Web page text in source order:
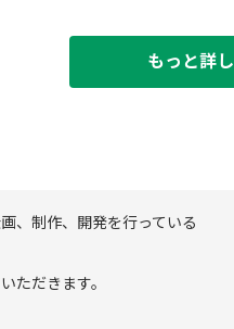
もっと詳
、制作、開発を行っている
ただきます。